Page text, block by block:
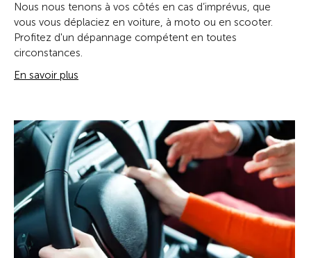
Nous nous tenons à vos côtés en cas d’imprévus, que
vous vous déplaciez en voiture, à moto ou en scooter.
Profitez d'un dépannage compétent en toutes
circonstances.
En savoir plus